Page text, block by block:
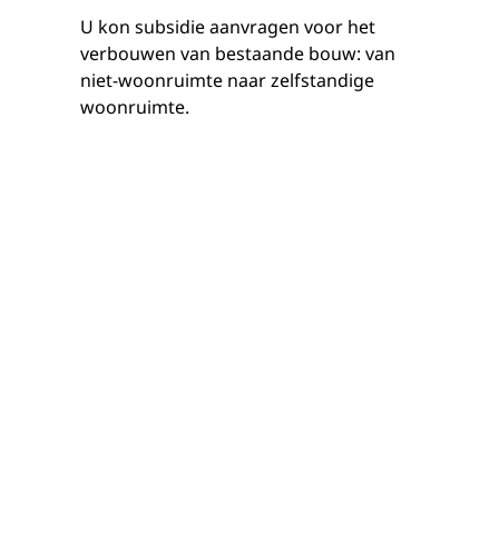
U kon subsidie aanvragen voor het
verbouwen van bestaande bouw: van
niet-woonruimte naar zelfstandige
woonruimte.